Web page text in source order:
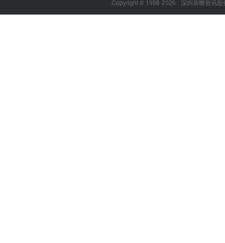
Copyright © 1998-2026 深圳前瞻资讯股